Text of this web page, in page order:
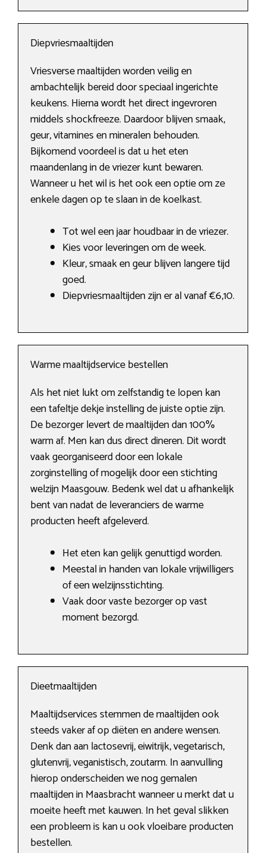
Diepvriesmaaltijden
Vriesverse maaltijden worden veilig en
ambachtelijk bereid door speciaal ingerichte
keukens. Hierna wordt het direct ingevroren
middels shockfreeze. Daardoor blijven smaak,
geur, vitamines en mineralen behouden.
Bijkomend voordeel is dat u het eten
maandenlang in de vriezer kunt bewaren.
Wanneer u het wil is het ook een optie om ze
enkele dagen op te slaan in de koelkast.
Tot wel een jaar houdbaar in de vriezer.
Kies voor leveringen om de week.
Kleur, smaak en geur blijven langere tijd
goed.
Diepvriesmaaltijden zijn er al vanaf €6,10.
Warme maaltijdservice bestellen
Als het niet lukt om zelfstandig te lopen kan
een tafeltje dekje instelling de juiste optie zijn.
De bezorger levert de maaltijden dan 100%
warm af. Men kan dus direct dineren. Dit wordt
vaak georganiseerd door een lokale
zorginstelling of mogelijk door een stichting
welzijn Maasgouw. Bedenk wel dat u afhankelijk
bent van nadat de leveranciers de warme
producten heeft afgeleverd.
Het eten kan gelijk genuttigd worden.
Meestal in handen van lokale vrijwilligers
of een welzijnsstichting.
Vaak door vaste bezorger op vast
moment bezorgd.
Dieetmaaltijden
Maaltijdservices stemmen de maaltijden ook
steeds vaker af op diëten en andere wensen.
Denk dan aan lactosevrij, eiwitrijk, vegetarisch,
glutenvrij, veganistisch, zoutarm. In aanvulling
hierop onderscheiden we nog gemalen
maaltijden in Maasbracht wanneer u merkt dat u
moeite heeft met kauwen. In het geval slikken
een probleem is kan u ook vloeibare producten
bestellen.